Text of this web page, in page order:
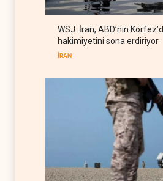
Hürmüz
doğrudan
WSJ: İran, ABD’nin
hakimiyetini sona erdiriyor
İRAN